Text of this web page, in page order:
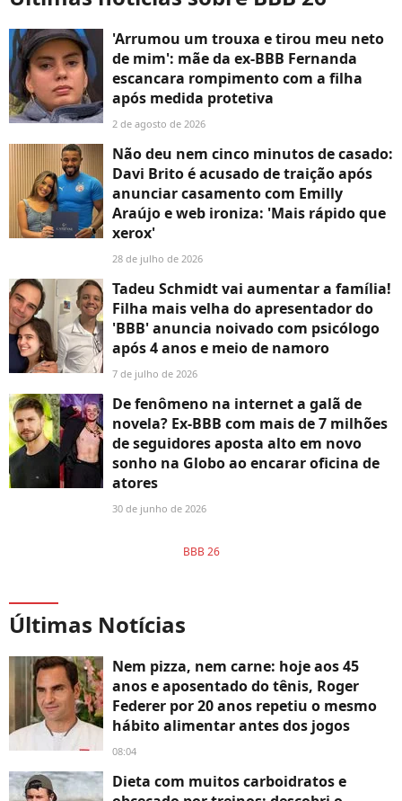
'Arrumou um trouxa e tirou meu neto
de mim': mãe da ex-BBB Fernanda
escancara rompimento com a filha
após medida protetiva
2 de agosto de 2026
Não deu nem cinco minutos de casado:
Davi Brito é acusado de traição após
anunciar casamento com Emilly
Araújo e web ironiza: 'Mais rápido que
xerox'
28 de julho de 2026
Tadeu Schmidt vai aumentar a família!
Filha mais velha do apresentador do
'BBB' anuncia noivado com psicólogo
após 4 anos e meio de namoro
7 de julho de 2026
De fenômeno na internet a galã de
novela? Ex-BBB com mais de 7 milhões
de seguidores aposta alto em novo
sonho na Globo ao encarar oficina de
atores
30 de junho de 2026
BBB 26
Últimas Notícias
Nem pizza, nem carne: hoje aos 45
anos e aposentado do tênis, Roger
Federer por 20 anos repetiu o mesmo
hábito alimentar antes dos jogos
08:04
Dieta com muitos carboidratos e